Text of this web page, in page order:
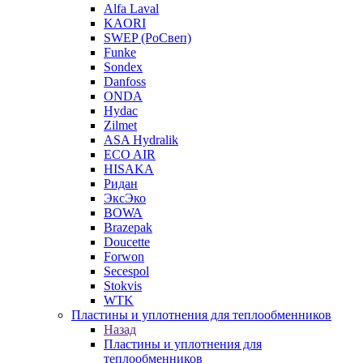
Alfa Laval
KAORI
SWEP (РоСвеп)
Funke
Sondex
Danfoss
ONDA
Hydac
Zilmet
ASA Hydralik
ECO AIR
HISAKA
Ридан
ЭксЭко
BOWA
Brazepak
Doucette
Forwon
Secespol
Stokvis
WTK
Пластины и уплотнения для теплообменников
Назад
Пластины и уплотнения для
теплообменников